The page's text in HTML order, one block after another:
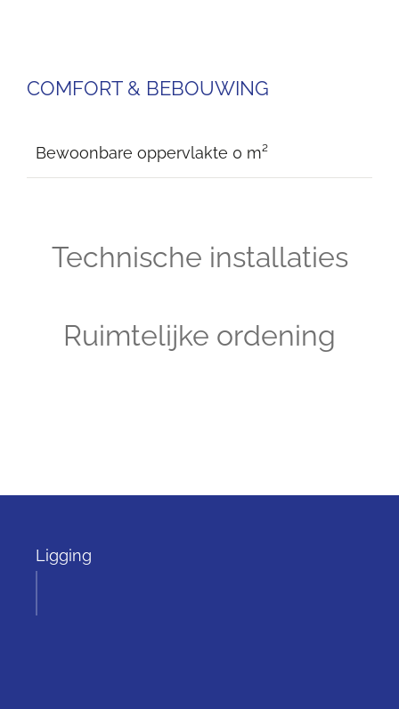
Technische installaties
Ruimtelijke ordening
COMFORT & BEBOUWING
Bewoonbare oppervlakte 0 m²
Ligging